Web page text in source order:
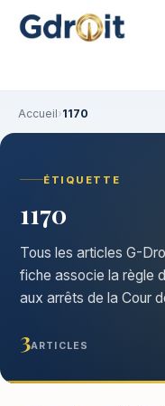
Accueil›1170
ÉTIQUETTE
1170
Tous les articles G-
fiche associe la règle
aux arrêts de la Cour
3ARTICLES